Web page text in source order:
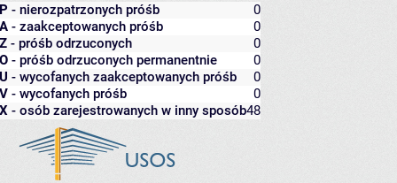
P - nierozpatrzonych próśb
0
A - zaakceptowanych próśb
0
Z - próśb odrzuconych
0
O - próśb odrzuconych permanentnie
0
U - wycofanych zaakceptowanych próśb
0
V - wycofanych próśb
0
X - osób zarejestrowanych w inny sposób48